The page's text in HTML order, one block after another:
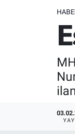
Röportaj
Süper Lig
Son Dakika